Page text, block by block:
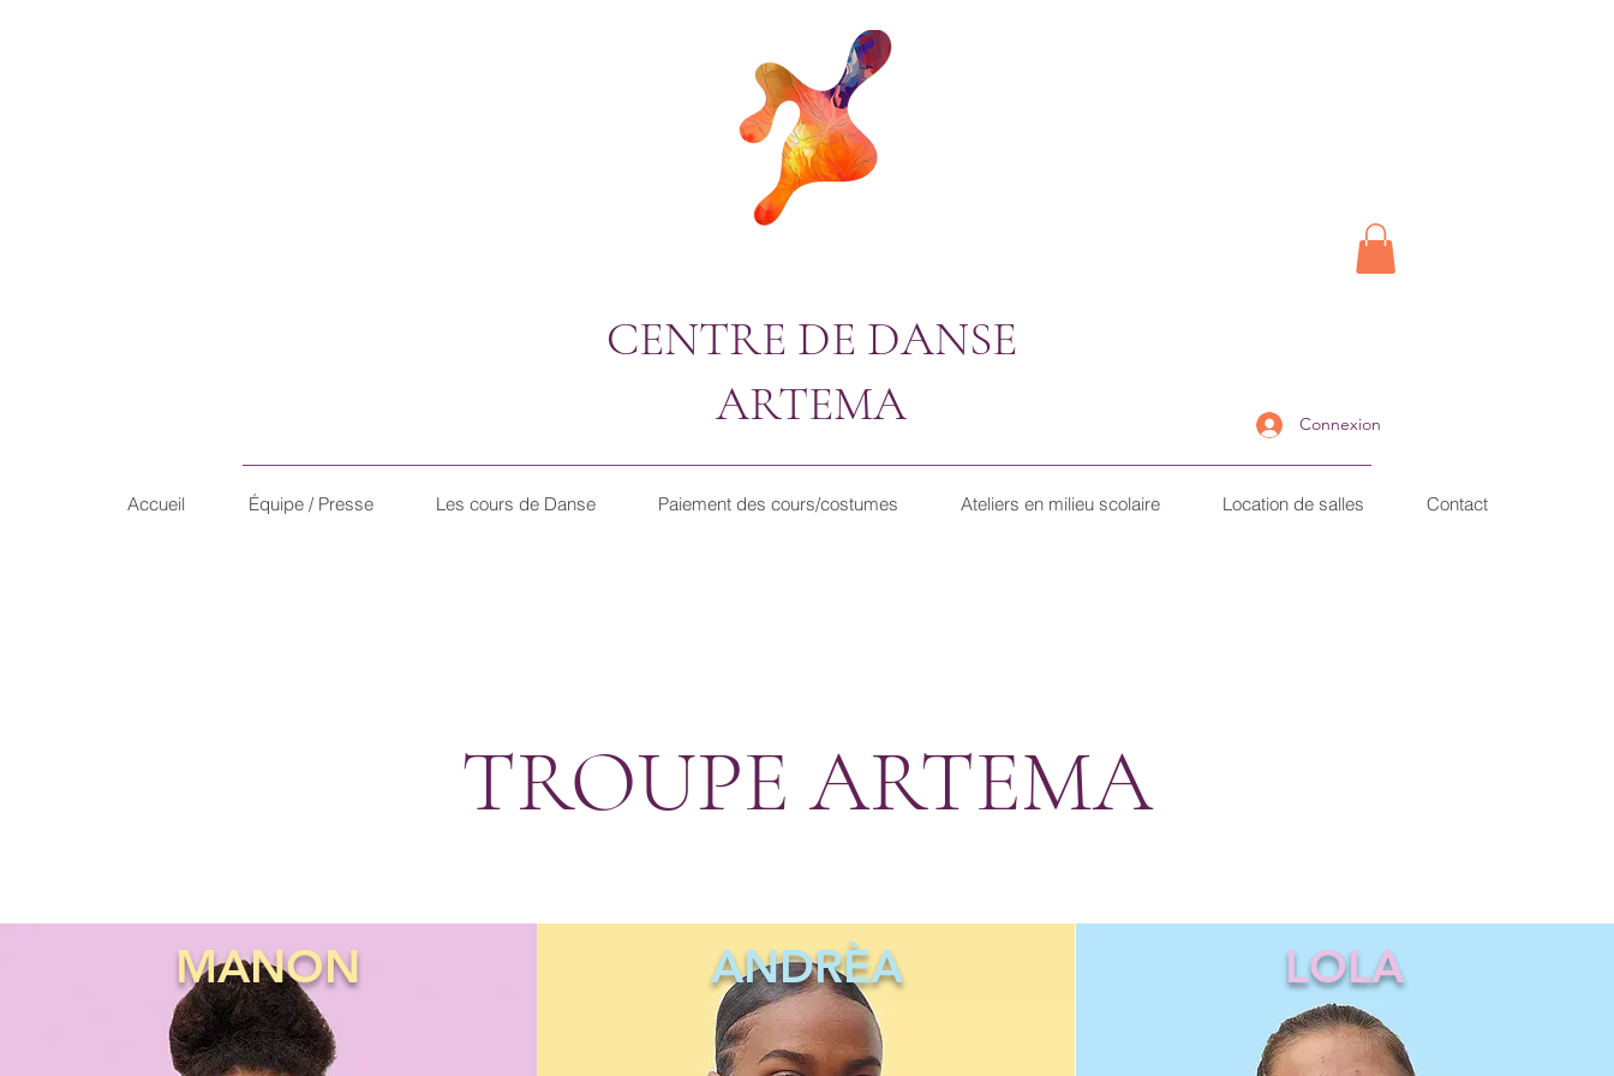
CENTRE DE DANSE
ARTEMA
Connexion
Accueil Équipe / Presse Les cours de Danse Paiement des cours/costumes Ateliers en milieu scolaire Location de salles Contact
TROUPE ARTEMA
MANON ANDRÈA LOLA